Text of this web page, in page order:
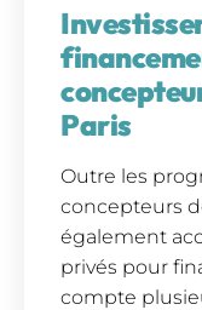
Paris
Outre les
concepteurs
également
privés pour
compte